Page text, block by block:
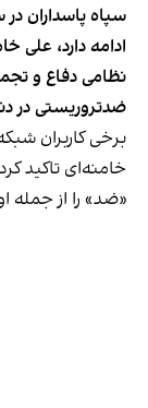
سپاه پاسداران در
ادامه دارد، علی
نظامی دفاع و
ضد‌تروریستی در
برخی کاربران
خامنه‌ای تاکید
«ضد» را از جمله